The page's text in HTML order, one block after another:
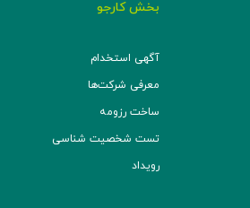
بخش کارجو
آگهی استخدام
معرفی شرکت‌ها
ساخت رزومه
تست شخصیت شناسی
رویداد